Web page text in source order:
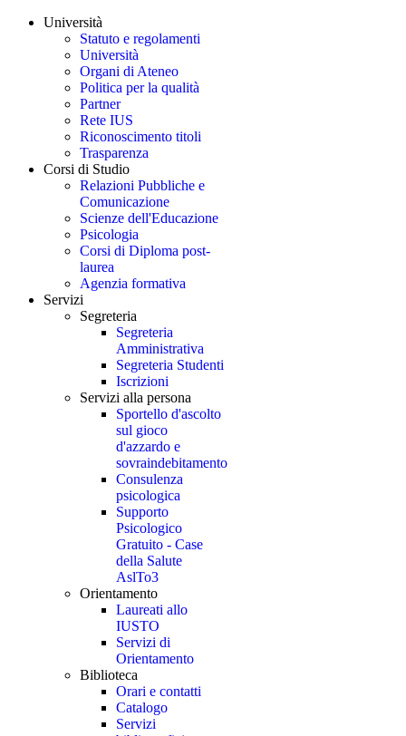
Università
Statuto e regolamenti
Università
Organi di Ateneo
Politica per la qualità
Partner
Rete IUS
Riconoscimento titoli
Trasparenza
Corsi di Studio
Relazioni Pubbliche e
Comunicazione
Scienze dell'Educazione
Psicologia
Corsi di Diploma post-
laurea
Agenzia formativa
Servizi
Segreteria
Segreteria
Amministrativa
Segreteria Studenti
Iscrizioni
Servizi alla persona
Sportello d'ascolto
sul gioco
d'azzardo e
sovraindebitamento
Consulenza
psicologica
Supporto
Psicologico
Gratuito - Case
della Salute
AslTo3
Orientamento
Laureati allo
IUSTO
Servizi di
Orientamento
Biblioteca
Orari e contatti
Catalogo
Servizi